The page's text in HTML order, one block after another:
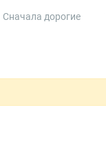
Сначала дорогие